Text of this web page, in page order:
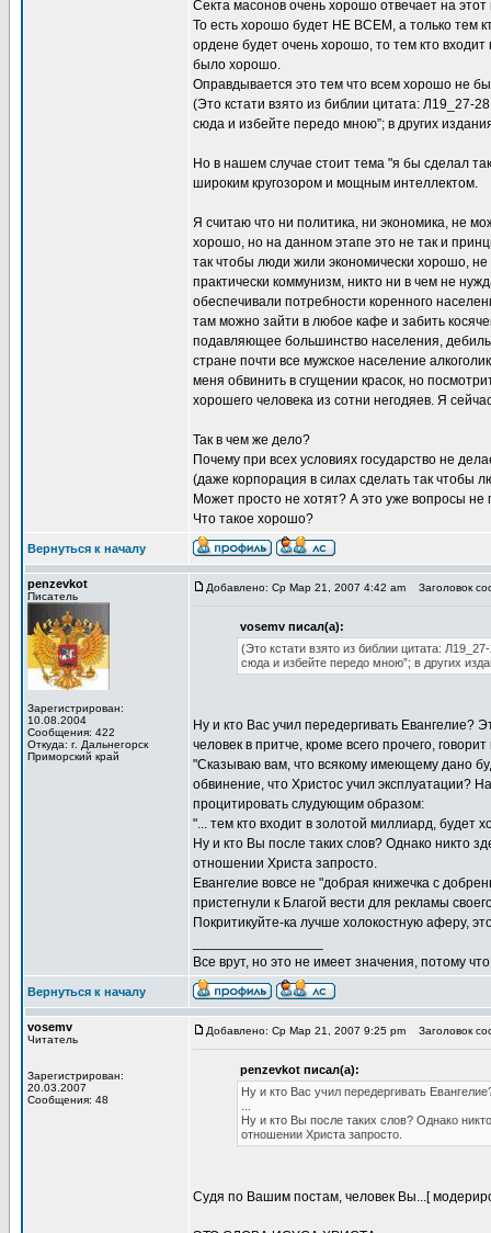
Секта масонов очень хорошо отвечает на
То есть хорошо будет НЕ ВСЕМ, а только тем
ордене будет очень хорошо, то тем кто
было хорошо.
Оправдывается это тем что всем хорошо не
(Это кстати взято из библии цитата: Л19_27-
сюда и избейте передо мною”; в других
Но в нашем случае стоит тема "я бы сделал
широким кругозором и мощным интеллектом.
Я считаю что ни политика, ни экономика, не
хорошо, но на данном этапе это не так и
так чтобы люди жили экономически хорошо,
практически коммунизм, никто ни в чем не
обеспечивали потребности коренного
там можно зайти в любое кафе и забить
подавляющее большинство населения,
стране почти все мужское население
меня обвинить в сгущении красок, но
хорошего человека из сотни негодяев. Я
Так в чем же дело?
Почему при всех условиях государство не
(даже корпорация в силах сделать так чтобы
Может просто не хотят? А это уже вопросы не
Что такое хорошо?
Вернуться к началу
penzevkot
Писатель
Зарегистрирован:
10.08.2004
Сообщения: 422
Откуда: г. Дальнегорск
Приморский край
Добавлено: Ср Мар 21, 2007 4:42 am Заголовок
vosemv писал(а):
(Это кстати взято из библии цитата:
сюда и избейте передо мною”; в других
Ну и кто Вас учил передергивать Евангелие?
человек в притче, кроме всего прочего,
"Сказываю вам, что всякому имеющему дано
обвинение, что Христос учил эксплуатации?
процитировать слудующим образом:
"... тем кто входит в золотой миллиард,
Ну и кто Вы после таких слов? Однако никто
отношении Христа запросто.
Евангелие вовсе не "добрая книжечка с
пристегнули к Благой вести для рекламы
Покритикуйте-ка лучше холокостную аферу,
Все врут, но это не имеет значения, потому
Вернуться к началу
vosemv
Читатель
Зарегистрирован:
20.03.2007
Сообщения: 48
Добавлено: Ср Мар 21, 2007 9:25 pm Заголовок
penzevkot писал(а):
Ну и кто Вас учил передергивать
Ну и кто Вы после таких слов? Однако
отношении Христа запросто.
Судя по Вашим постам, человек Вы...[